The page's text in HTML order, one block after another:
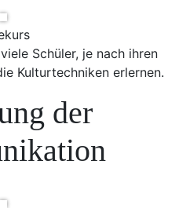
Schüler, je nach ihren
Kulturtechniken erlernen.
der